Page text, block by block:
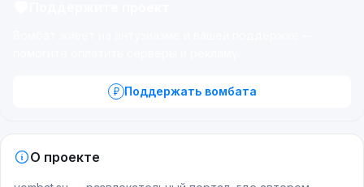
Поддержать вомбата
О проекте